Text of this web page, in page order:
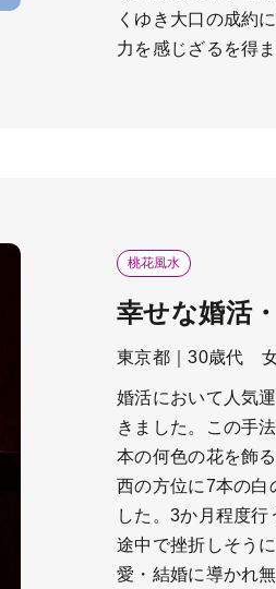
くゆき大口の成約
力を感じざるを得
桃花風水
幸せな婚活
東京都｜30歳代
婚活において人気
きました。この手
本の何色の花を飾
西の方位に7本の白
した。3か月程度
途中で挫折しそう
愛・結婚に導かれ